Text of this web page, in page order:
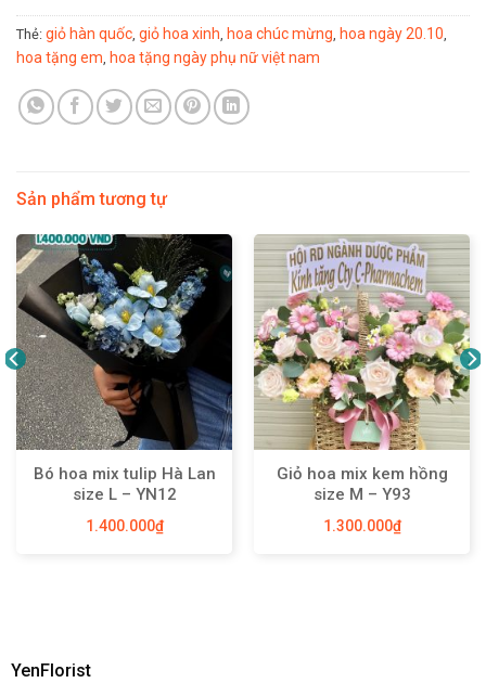
Thẻ: giỏ hàn quốc giỏ hoa xinh hoa chúc mừng hoa ngày 20.10
hoa tặng em hoa tặng ngày phụ nữ việt nam
Sản phẩm tương tự
Bó hoa mix tulip Hà Lan
size L – YN12
1.400.000₫
Giỏ hoa mix kem hồng
size M – Y93
1.300.000₫
YenFlorist